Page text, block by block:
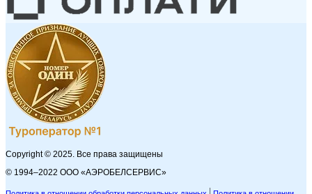
Copyright © 2025. Все права защищены
© 1994–2022 ООО «АЭРОБЕЛСЕРВИС»